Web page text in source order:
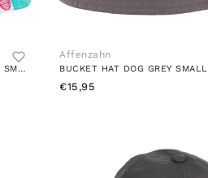
BUCKET HAT OWL TURQOUISE SMALL
Affenzahn
BUCKET HAT DOG GREY SMALL
€15,95